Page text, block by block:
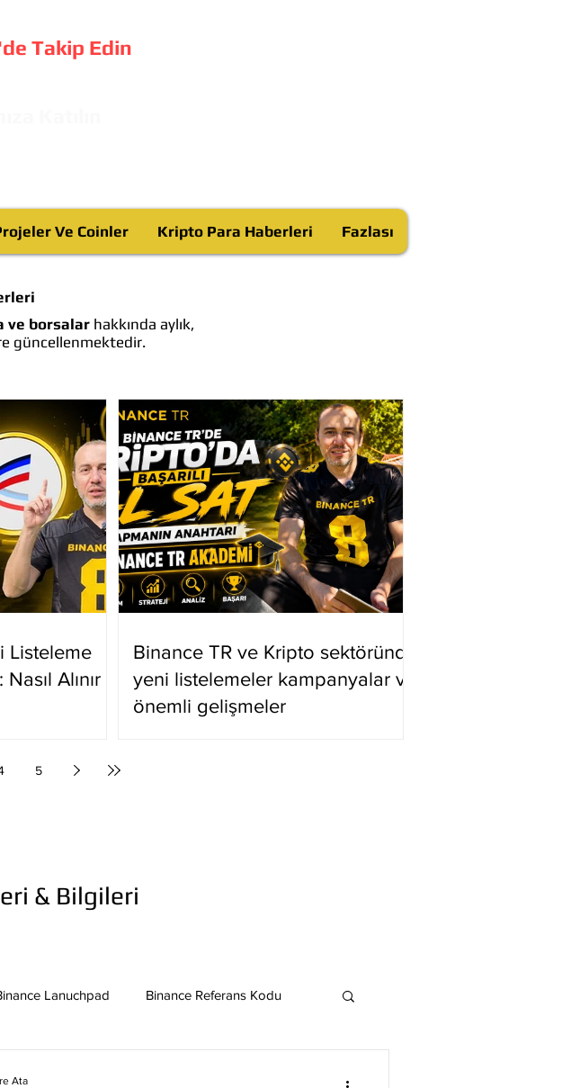
Takip Edin
Ve Coinler Kripto Para Haberleri Fazlası
ve borsalarhakkında aylık,
güncellenmektedir.
Listeleme
Alınır
Binance TR ve Kripto sektöründe
yeni listelemeler kampanyalar ve
önemli gelişmeler
5
& Bilgileri
Lanuchpad Binance Referans Kodu
Ata